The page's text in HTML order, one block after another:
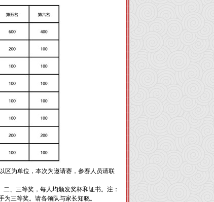
区为单位，本次为邀请赛，参赛人员请联
、三等奖，每人均颁发奖杯和证书。注：
三等奖。请各领队与家长知晓。